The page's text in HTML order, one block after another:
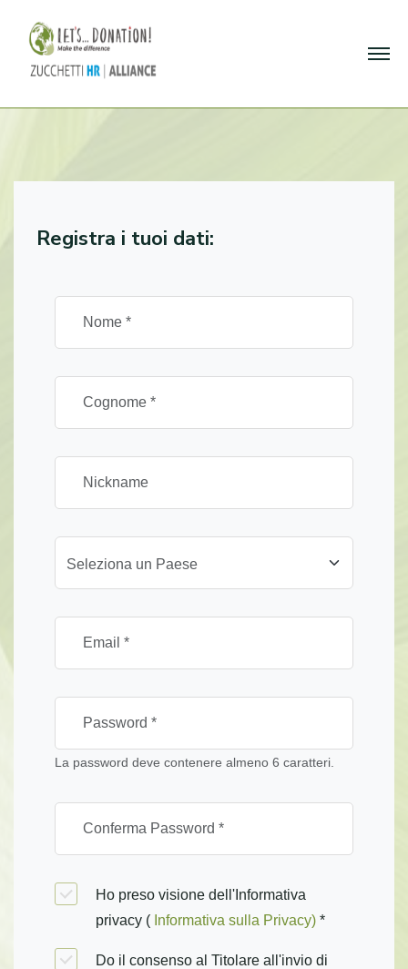
Registra i tuoi dati:
Seleziona un Paese
La password deve contenere almeno 6 caratteri.
Ho preso visione dell'Informativa
privacy ( Informativa sulla Privacy) *
Do il consenso al Titolare all'invio di